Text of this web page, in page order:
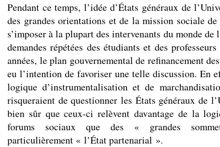
Pendant ce temps, l’idée d’États généraux de
des grandes orientations et de la mission sociale
s’imposer à la plupart des intervenants du monde
demandes répétées des étudiants et des
années, le plan gouvernemental de refinancement
eu l’intention de favoriser une telle discussion. En
logique d’instrumentalisation et de
risqueraient de questionner les États généraux de
bien sûr que ceux-ci relèvent davantage de la
forums sociaux que des « grandes
particulièrement « l’État partenarial ».